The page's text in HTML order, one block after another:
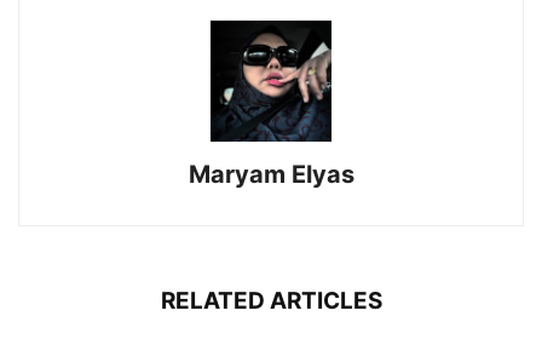
Maryam Elyas
RELATED ARTICLES